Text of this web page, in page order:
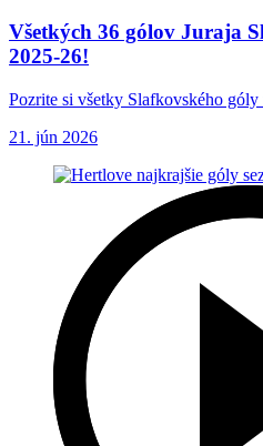
Všetkých 36 gólov Juraja
2025-26!
Pozrite si všetky Slafkovského góly
21. jún 2026